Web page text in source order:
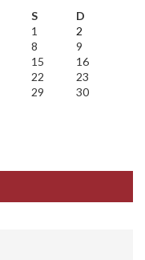
S
D
1
2
8
9
15
16
22
23
29
30